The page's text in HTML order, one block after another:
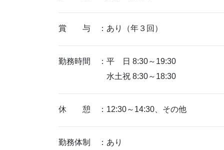
賞 与 ：あり（年３回）
勤務時間 ：平 日 8:30～19:30
水土祝 8:30～18:30
休 憩 ：12:30～14:30、その他
勤務体制 ：あり